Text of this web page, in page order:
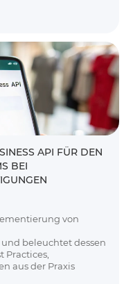
API FÜR DEN
BEI
von
beleuchtet dessen
Practices,
aus der Praxis